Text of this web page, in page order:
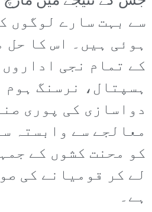
سے بہت سارے لوگوں
ہوئی ہیں۔ اس کا
کے تمام نجی
ہسپتال، نرسنگ ہوم
دواسازی کی پوری
معالجے سے وابستہ
کو محنت کشوں کے
لے کر قومیانے کی
ہے۔